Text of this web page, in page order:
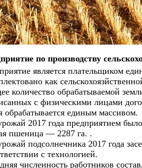
по производству
является плательщиком
как
количество обрабатываемой
с физическими лицами
обрабатывается единым массивом.
2017 года предприятием
пшеница — 2287 га. .
подсолнечника 2017 года
с технологией.
численность работников